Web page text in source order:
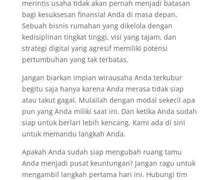
merintis usaha tidak akan pernah menjadi batasan
bagi kesuksesan finansial Anda di masa depan.
Sebuah bisnis rumahan yang dikelola dengan
kedisiplinan tingkat tinggi, visi yang tajam, dan
strategi digital yang agresif memiliki potensi
pertumbuhan yang tak terbatas.
Jangan biarkan impian wirausaha Anda terkubur
begitu saja hanya karena Anda merasa tidak siap
atau takut gagal. Mulailah dengan modal sekecil apa
pun yang Anda miliki saat ini. Dan ketika Anda sudah
siap untuk berlari lebih kencang, Kami ada di sini
untuk memandu langkah Anda.
Apakah Anda sudah siap mengubah ruang tamu
Anda menjadi pusat keuntungan? Jangan ragu untuk
mengambil langkah pertama hari ini. Hubungi tim